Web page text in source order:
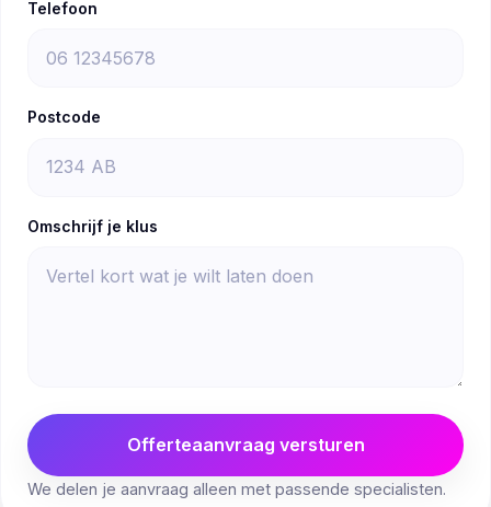
Telefoon
Postcode
Omschrijf je klus
Offerteaanvraag versturen
We delen je aanvraag alleen met passende specialisten.